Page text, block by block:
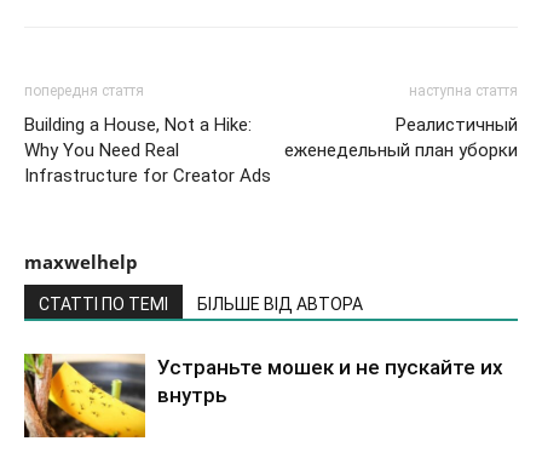
попередня стаття
Building a House, Not a Hike:
Why You Need Real
Infrastructure for Creator Ads
наступна стаття
Реалистичный
еженедельный план уборки
maxwelhelp
СТАТТІ ПО ТЕМІ БІЛЬШЕ ВІД АВТОРА
Устраньте мошек и не пускайте их
внутрь